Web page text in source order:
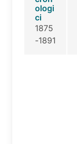
ologi
ci
1875
-1891